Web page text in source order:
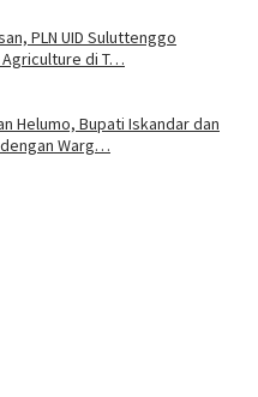
PLN UID Suluttenggo
di T…
Helumo, Bupati Iskandar dan
Warg…